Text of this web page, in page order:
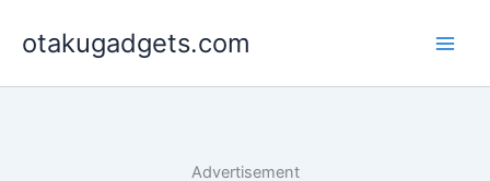
otakugadgets.com
Advertisement